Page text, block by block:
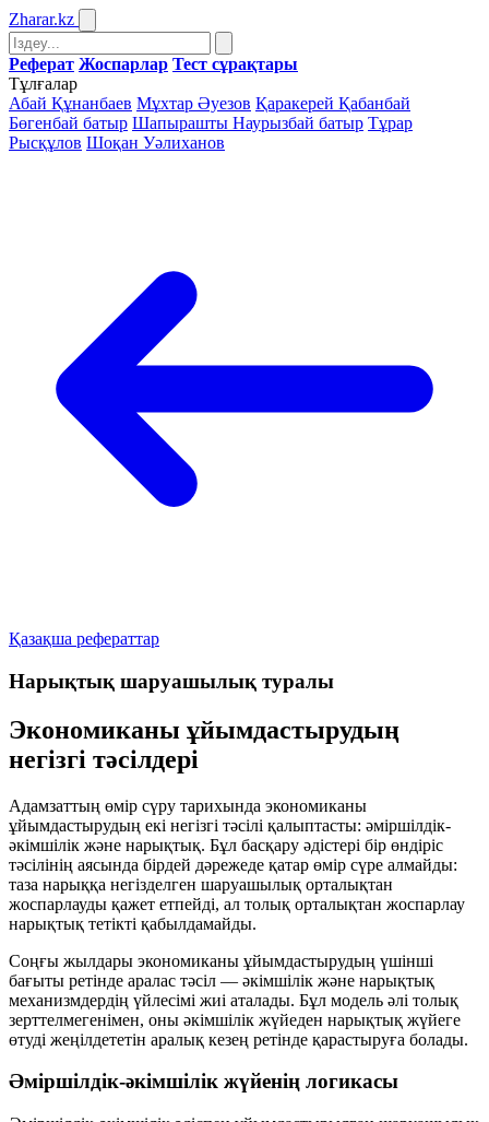
Zharar.kz
Реферат Жоспарлар Тест сұрақтары
Тұлғалар
Абай Құнанбаев Мұхтар Әуезов Қаракерей Қабанбай
Бөгенбай батыр Шапырашты Наурызбай батыр Тұрар
Рысқұлов Шоқан Уәлиханов
Қазақша рефераттар
Нарықтық шаруашылық туралы
Экономиканы ұйымдастырудың
негізгі тәсілдері
Адамзаттың өмір сүру тарихында экономиканы
ұйымдастырудың екі негізгі тәсілі қалыптасты: әміршілдік-
әкімшілік және нарықтық. Бұл басқару әдістері бір өндіріс
тәсілінің аясында бірдей дәрежеде қатар өмір сүре алмайды:
таза нарыққа негізделген шаруашылық орталықтан
жоспарлауды қажет етпейді, ал толық орталықтан жоспарлау
нарықтық тетікті қабылдамайды.
Соңғы жылдары экономиканы ұйымдастырудың үшінші
бағыты ретінде аралас тәсіл — әкімшілік және нарықтық
механизмдердің үйлесімі жиі аталады. Бұл модель әлі толық
зерттелмегенімен, оны әкімшілік жүйеден нарықтық жүйеге
өтуді жеңілдететін аралық кезең ретінде қарастыруға болады.
Әміршілдік-әкімшілік жүйенің логикасы